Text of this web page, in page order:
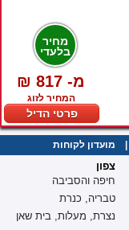
מחיר
בלעדי
₪ 817 -מ
המחיר לזוג
פרטי הדיל
מועדון לקוחות
צפון
חיפה והסביבה
טבריה, כנרת
נצרת, מעלות, בית שאן